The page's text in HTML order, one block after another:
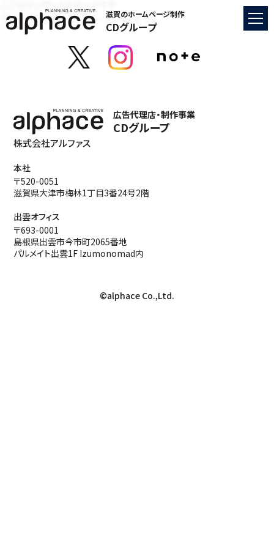
滋賀のホームページ制作
CDグループ
クレセント スクールサイト
広告代理店・制作事業
CDグループ
株式会社アルファス
本社
〒520-0051
滋賀県大津市梅林1丁目3番24号2階
出雲オフィス
〒693-0001
島根県出雲市今市町2065番地
パルメイト出雲1F Izumonomad内
©alphace Co.,Ltd.